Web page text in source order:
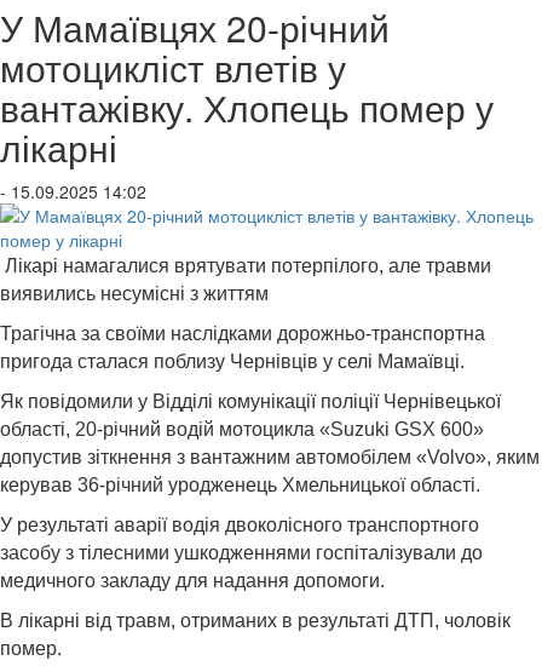
У Мамаївцях 20-річний
мотоцикліст влетів у
вантажівку. Хлопець помер у
лікарні
- 15.09.2025 14:02
Лікарі намагалися врятувати потерпілого, але травми
виявились несумісні з життям
Трагічна за своїми наслідками дорожньо-транспортна
пригода сталася поблизу Чернівців у селі Мамаївці.
Як повідомили у Відділі комунікації поліції Чернівецької
області, 20-річний водій мотоцикла «Suzuki GSX 600»
допустив зіткнення з вантажним автомобілем «Volvo», яким
керував 36-річний уродженець Хмельницької області.
У результаті аварії водія двоколісного транспортного
засобу з тілесними ушкодженнями госпіталізували до
медичного закладу для надання допомоги.
В лікарні від травм, отриманих в результаті ДТП, чоловік
помер.